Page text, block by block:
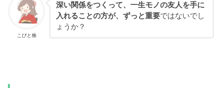
こびと株
深い関係をつくって、一生モノの友人を手に
入れることの方が、ずっと重要ではないでし
ょうか？